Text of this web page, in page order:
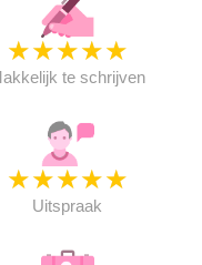
★★★★★
te schrijven
★★★★★
Uitspraak